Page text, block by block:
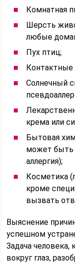
Комнатная
Шерсть
любые
Пух птиц;
Контактные
Солнечный
крема или
Бытовая
может быть
аллергия);
Косметика
кроме
вызвать
Выяснение
успешном
Задача человека,
вокруг глаз,